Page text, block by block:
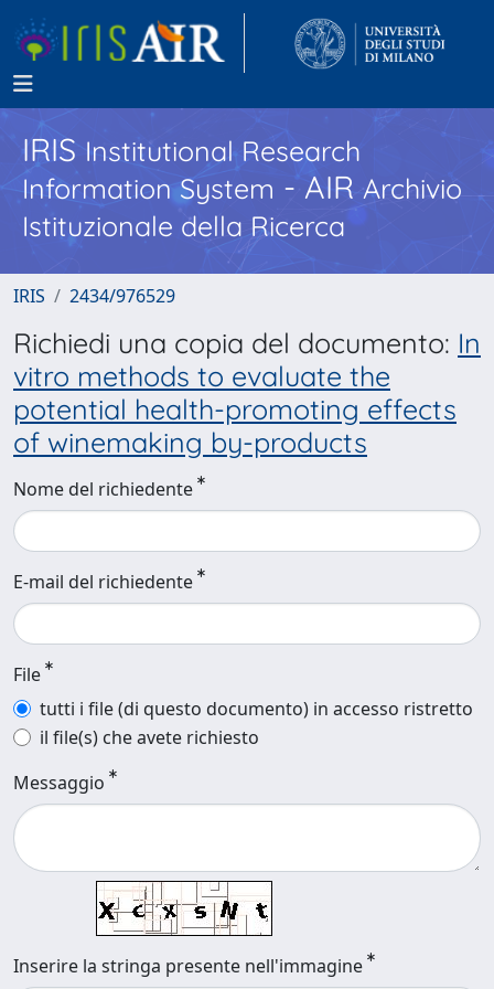
IRISInstitutional Research
Information System - AIR Archivio
Istituzionale della Ricerca
IRIS 2434/976529
Richiedi una copia del documento: In
vitro methods to evaluate the
potential health-promoting effects
of winemaking by-products
Nome del richiedente
E-mail del richiedente
File
tutti i file (di questo documento) in accesso ristretto
il file(s) che avete richiesto
Messaggio
Inserire la stringa presente nell'immagine